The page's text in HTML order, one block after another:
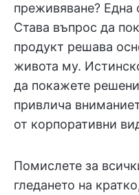
преживяване? Една
Става въпрос да
продукт решава
живота му.
да покажете
привлича
от корпоративни
Помислете за
гледането на